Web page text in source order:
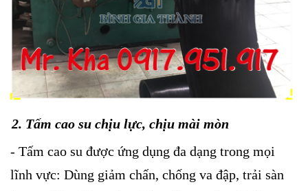
2. Tấm cao su chịu lực, chịu mài mòn
- Tấm cao su được ứng dụng đa dạng trong mọi
lĩnh vực: Dùng giảm chấn, chống va đập, trải sàn